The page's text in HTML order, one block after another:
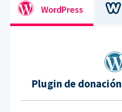
WordPress
Plugin de